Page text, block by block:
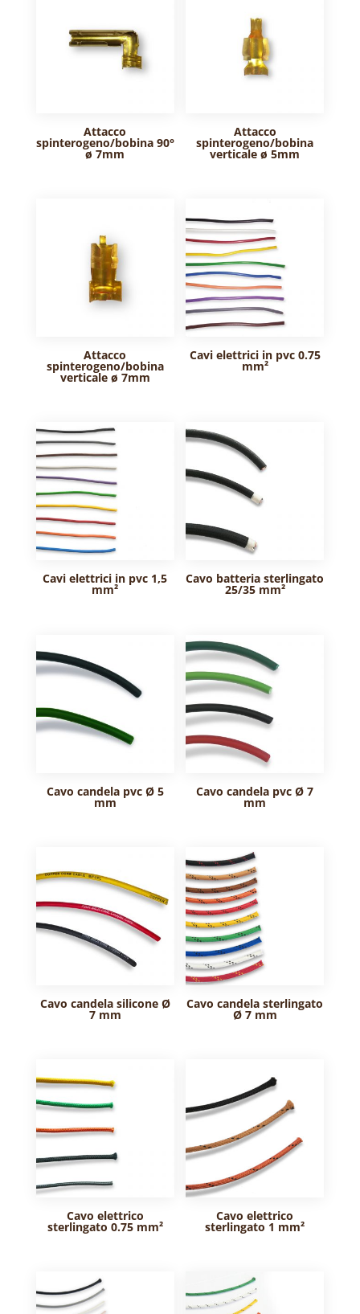
Attacco
spinterogeno/bobina 90°
ø 7mm
Attacco
spinterogeno/bobina
verticale ø 5mm
Attacco
spinterogeno/bobina
verticale ø 7mm
Cavi elettrici in pvc 0.75
mm²
Cavi elettrici in pvc 1,5
mm²
Cavo batteria sterlingato
25/35 mm²
Cavo candela pvc Ø 5
mm
Cavo candela pvc Ø 7
mm
Cavo candela silicone Ø
7 mm
Cavo candela sterlingato
Ø 7 mm
Cavo elettrico
sterlingato 0.75 mm²
Cavo elettrico
sterlingato 1 mm²